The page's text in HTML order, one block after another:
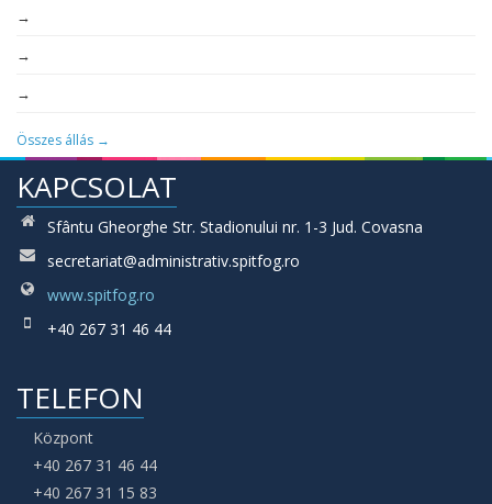
→
→
→
Összes állás →
KAPCSOLAT
Sfântu Gheorghe Str. Stadionului nr. 1-3 Jud. Covasna
secretariat@administrativ.spitfog.ro
www.spitfog.ro
+40 267 31 46 44
TELEFON
Központ
+40 267 31 46 44
+40 267 31 15 83